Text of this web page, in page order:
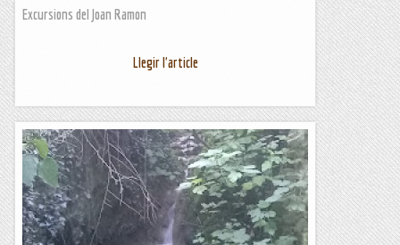
Excursions del Joan Ramon
Llegir l'article